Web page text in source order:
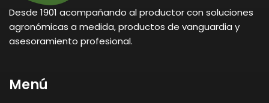
Desde 1901 acompañando al productor con soluciones
agronómicas a medida, productos de vanguardia y
asesoramiento profesional.
Menú